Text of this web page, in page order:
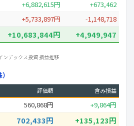
+6,882,615円
+673,462
+5,733,897円 -1,148,718
+10,683,844円 +4,949,947
ンデックス投資 損益推移
評価額 含み損益
560,868円 +9,864円
702,433円 +135,123円